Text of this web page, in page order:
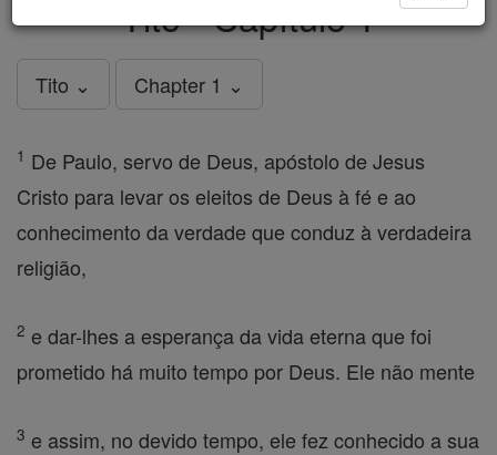
Tito - Capítulo 1
Tito ⌄ Chapter 1 ⌄
1 De Paulo, servo de Deus, apóstolo de Jesus
Cristo para levar os eleitos de Deus à fé e ao
conhecimento da verdade que conduz à verdadeira
religião,
2 e dar-lhes a esperança da vida eterna que foi
prometido há muito tempo por Deus. Ele não mente
3 e assim, no devido tempo, ele fez conhecido a sua